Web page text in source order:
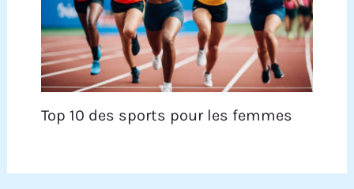
Top 10 des sports pour les femmes